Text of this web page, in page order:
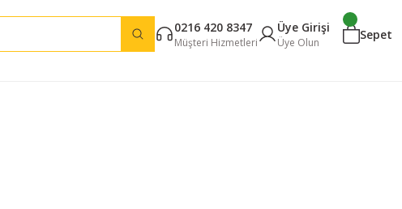
0216 420 8347
Müşteri Hizmetleri
Üye Girişi
Üye Olun
Sepet